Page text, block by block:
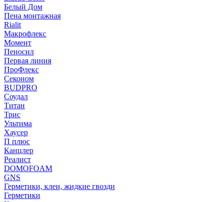
Белый Дом
Пена монтажная
Rialit
Макрофлекс
Момент
Пеносил
Первая линия
ПроФлекс
Секоном
BUDPRO
Соудал
Титан
Трис
Ультима
Хаусер
П плюс
Канцлер
Реалист
DOMOFOAM
GNS
Герметики, клеи, жидкие гвозди
Герметики